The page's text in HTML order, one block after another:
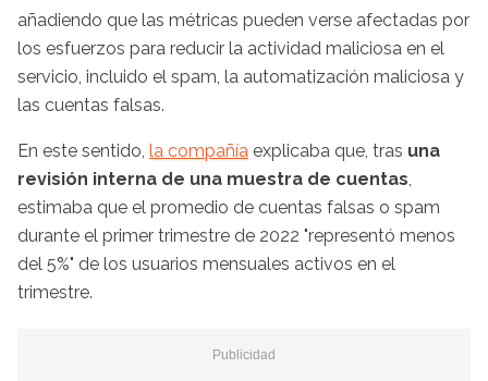
añadiendo que las métricas pueden verse afectadas por
los esfuerzos para reducir la actividad maliciosa en el
servicio, incluido el spam, la automatización maliciosa y
las cuentas falsas.
En este sentido, la compañía explicaba que, tras una
revisión interna de una muestra de cuentas,
estimaba que el promedio de cuentas falsas o spam
durante el primer trimestre de 2022 "representó menos
del 5%" de los usuarios mensuales activos en el
trimestre.